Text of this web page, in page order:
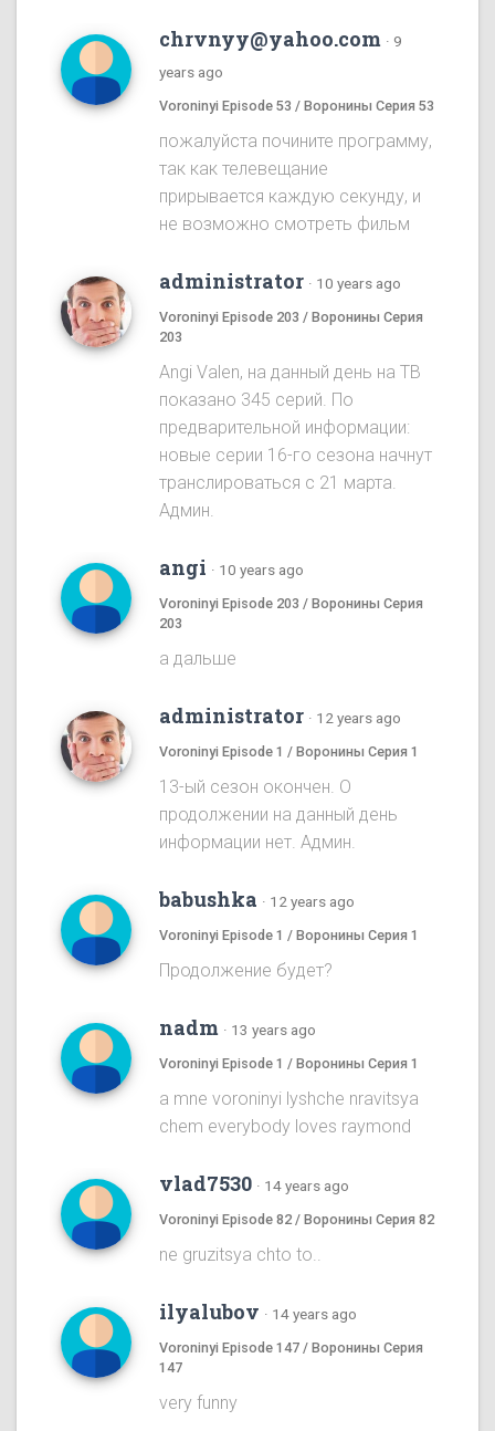
chrvnyy@yahoo.com · 9
years ago
Voroninyi Episode 53 / Воронины Серия 53
пожалуйста почините программу,
так как телевещание
прирывается каждую секунду, и
не возможно смотреть фильм
administrator · 10 years ago
Voroninyi Episode 203 / Воронины Серия
203
Angi Valen, на данный день на ТВ
показано 345 серий. По
предварительной информации:
новые серии 16-го сезона начнут
транслироваться с 21 марта.
Админ.
angi · 10 years ago
Voroninyi Episode 203 / Воронины Серия
203
а дальше
administrator · 12 years ago
Voroninyi Episode 1 / Воронины Серия 1
13-ый сезон окончен. О
продолжении на данный день
информации нет. Админ.
babushka · 12 years ago
Voroninyi Episode 1 / Воронины Серия 1
Продолжение будет?
nadm · 13 years ago
Voroninyi Episode 1 / Воронины Серия 1
a mne voroninyi lyshche nravitsya
chem everybody loves raymond
vlad7530 · 14 years ago
Voroninyi Episode 82 / Воронины Серия 82
ne gruzitsya chto to..
ilyalubov · 14 years ago
Voroninyi Episode 147 / Воронины Серия
147
very funny